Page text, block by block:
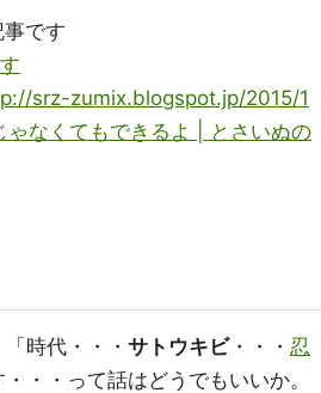
です
srz-zumix.blogspot.jp/2015/1
なくてもできるよ | とさいぬの
時代・・・ サトウキビ・・・ 忍
・・って話はどうでもいいか。